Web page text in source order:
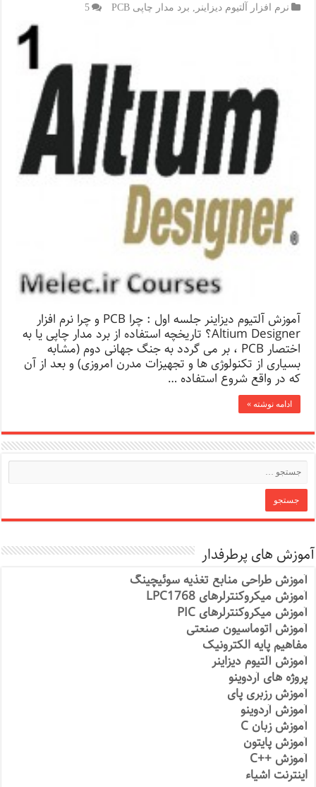
نرم افزار آلتیوم دیزاینر برد مدار چاپی PCB 5
آموزش آلتیوم دیزاینر جلسه اول : چرا PCB و چرا نرم افزار
Altium Designer؟ تاریخچه استفاده از برد مدار چاپی یا به
اختصار PCB ، بر می گردد به جنگ جهانی دوم (مشابه
بسیاری از تکنولوژی ها و تجهیزات مدرن امروزی) و بعد از آن
که در واقع شروع استفاده …
ادامه نوشته »
آموزش های پرطرفدار
آموزش طراحی منابع تغذیه سوئیچینگ
آموزش میکروکنترلرهای LPC1768
آموزش میکروکنترلرهای PIC
آموزش اتوماسیون صنعتی
مفاهیم پایه الکترونیک
آموزش آلتیوم دیزاینر
پروژه های آردوینو
آموزش رزبری پای
آموزش آردوینو
آموزش زبان C
آموزش پایتون
آموزش ++C
اینترنت اشیاء